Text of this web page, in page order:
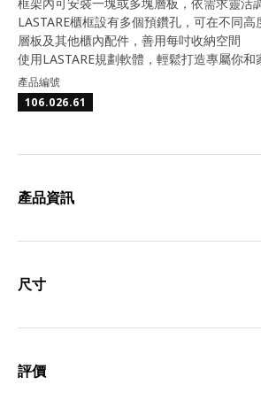
LASTARE櫃框設有多個預鑽孔，可在不同
層板及其他櫃內配件，善用每吋收納空間
使用LASTARE規劃軟體，輕鬆打造專屬你和
產品編號
106.026.61
產品資訊
尺寸
評價